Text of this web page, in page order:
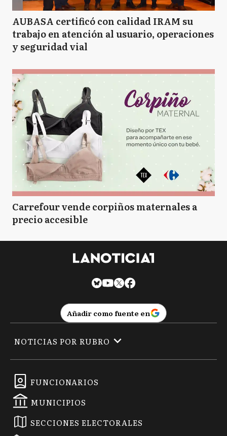
AUBASA certificó con calidad IRAM su
trabajo en atención al usuario, operaciones
y seguridad vial
Carrefour vende corpiños maternales a
precio accesible
Añadir como fuente en
FUNCIONARIOS
MUNICIPIOS
SECCIONES ELECTORALES
NOTICIAS POR RUBRO